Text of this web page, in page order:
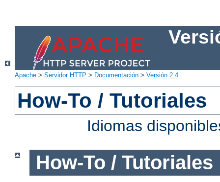
Apache > Servidor HTTP > Documentación > Versión 2.4
How-To / Tutoriales
Idiomas
How-To / Tutoriales